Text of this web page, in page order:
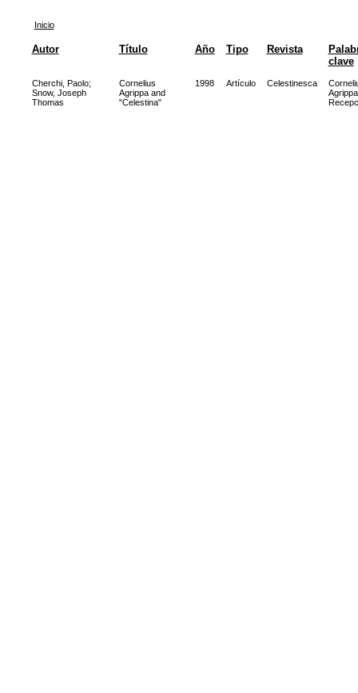
Inicio
Autor Título Año Tipo Revista
clave
Cherchi, Paolo;
Snow, Joseph
Thomas
Cornelius
Agrippa and
"Celestina"
1998 Artículo Celestinesca
Agrippa